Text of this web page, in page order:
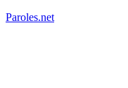
Paroles.net